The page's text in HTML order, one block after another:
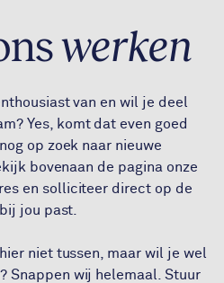
werken
van en wil je deel
Yes, komt dat even goed
op zoek naar nieuwe
bovenaan de pagina onze
en solliciteer direct op de
jou past.
niet tussen, maar wil je wel
Snappen wij helemaal. Stuur